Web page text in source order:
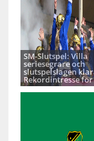
SM-Slutspel: Villa
seriesegrare och
slutspelslagen
Rekordintresse